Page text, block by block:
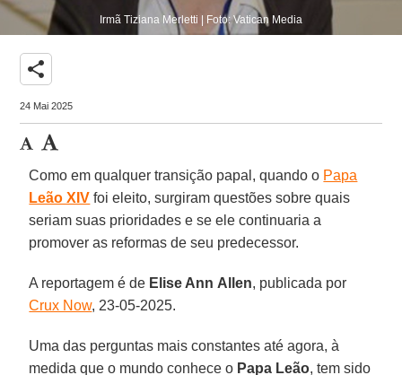
Irmã Tiziana Merletti | Foto: Vatican Media
share
24 Mai 2025
Como em qualquer transição papal, quando o Papa
Leão XIV foi eleito, surgiram questões sobre quais
seriam suas prioridades e se ele continuaria a
promover as reformas de seu predecessor.
A reportagem é de Elise Ann Allen, publicada por
Crux Now, 23-05-2025.
Uma das perguntas mais constantes até agora, à
medida que o mundo conhece o Papa Leão, tem sido